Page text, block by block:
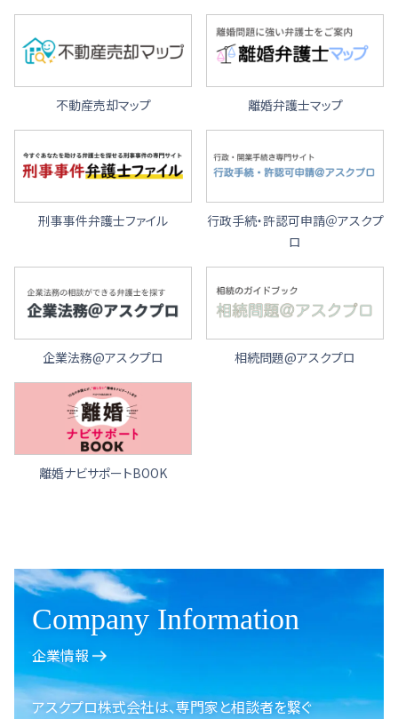
不動産売却マップ 離婚弁護士マップ
刑事事件弁護士ファイル
行政手続・許認可申請＠アスクプ
ロ
企業法務@アスクプロ 相続問題@アスクプロ
離婚ナビサポートBOOK
Company Information
企業情報
アスクプロ株式会社は、専門家と相談者を繋ぐ